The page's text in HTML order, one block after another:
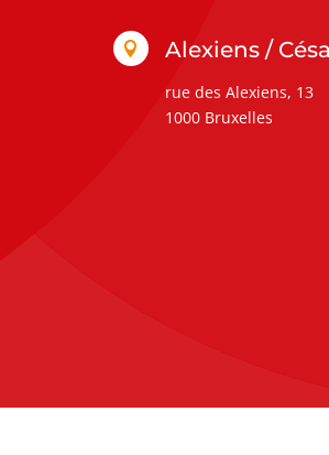
 Alexiens /
rue des Alexiens, 13
1000 Bruxelles